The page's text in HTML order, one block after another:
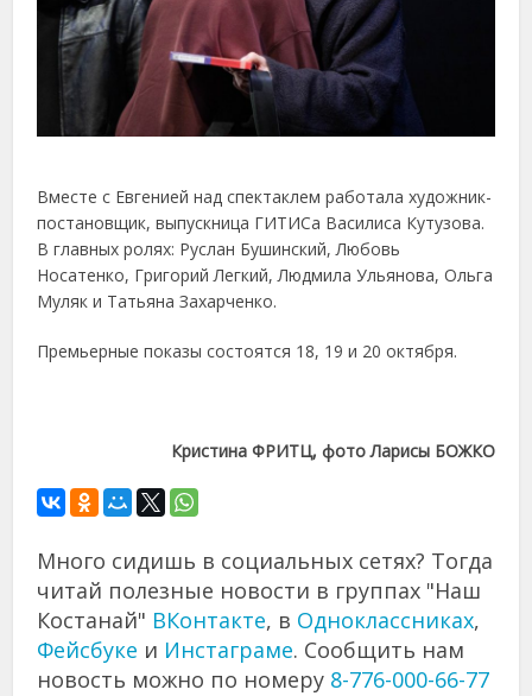
Вместе с Евгенией над спектаклем работала художник-
постановщик, выпускница ГИТИСа Василиса Кутузова.
В главных ролях: Руслан Бушинский, Любовь
Носатенко, Григорий Легкий, Людмила Ульянова, Ольга
Муляк и Татьяна Захарченко.
Премьерные показы состоятся 18, 19 и 20 октября.
Кристина ФРИТЦ, фото Ларисы БОЖКО
Много сидишь в социальных сетях? Тогда
читай полезные новости в группах "Наш
Костанай" ВКонтакте, в Одноклассниках,
Фейсбуке и Инстаграме. Сообщить нам
новость можно по номеру 8-776-000-66-77